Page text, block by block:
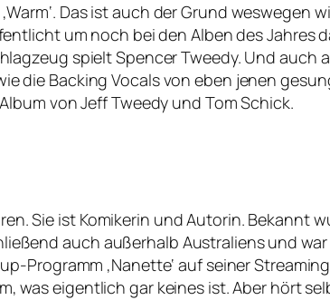
Das ist auch der Grund
um noch bei den Alben des Jahres
spielt Spencer Tweedy. Und auch
die Backing Vocals von eben jenen
von Jeff Tweedy und Tom Schick.
Sie ist Komikerin und Autorin. Bekannt
auch außerhalb Australiens und
Programm ‚Nanette‘ auf seiner
was eigentlich gar keines ist. Aber hört